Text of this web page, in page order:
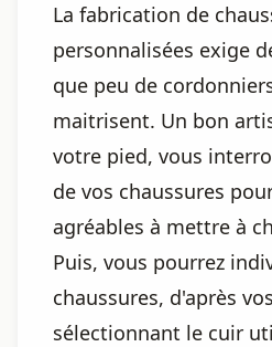
La fabrication de
personnalisées exige
que peu de
maitrisent. Un bon
votre pied, vous
de vos chaussures
agréables à mettre à
Puis, vous pourrez
chaussures, d'après
sélectionnant le cuir